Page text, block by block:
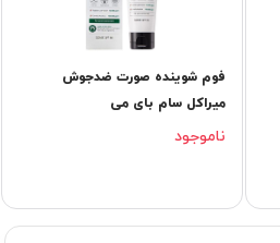
فوم شوینده صورت ضدجوش
میراکل سام بای می
ناموجود